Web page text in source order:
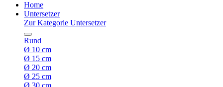
Home
Untersetzer
Zur Kategorie Untersetzer
Rund
Ø 10 cm
Ø 15 cm
Ø 20 cm
Ø 25 cm
Ø 30 cm